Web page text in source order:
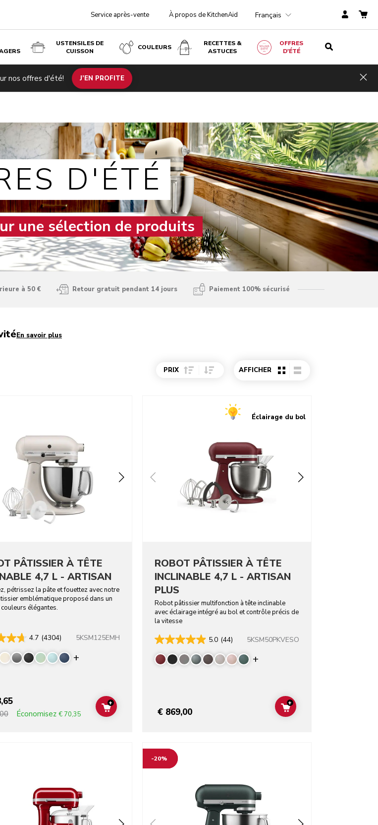
Service après-vente À propos de KitchenAid Français
USTENSILES DE
CUISSON
COULEURS
RECETTES &
ASTUCES
OFFRES
D'ÉTÉ
nos offres d'été! J’EN PROFITE
D'ÉTÉ
une sélection de produits
à 50 € Retour gratuit pendant 14 jours Paiement 100% sécurisé
En savoir plus
PRIX Sort Price ascending
Sort Price descending
AFFICHER
PÂTISSIER À TÊTE
4,7 L - ARTISAN
pétrissez la pâte et fouettez avec notre
emblématique proposé dans un
élégantes.
4.7 (4304) 5KSM125EMH
Display more colors
Économisez € 70,35 ADD TO CART
+
Éclairage du bol
ROBOT PÂTISSIER À TÊTE
INCLINABLE 4,7 L - ARTISAN
PLUS
Robot pâtissier multifonction à tête inclinable
avec éclairage intégré au bol et contrôle précis de
la vitesse
5.0 (44) 5KSM50PKVESO
Display more colors
€ 869,00 ADD TO CART
+
-20%